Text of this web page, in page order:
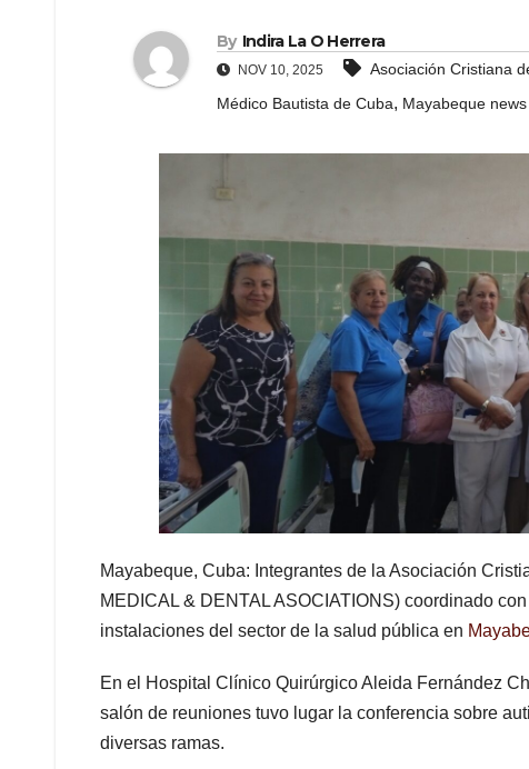
By Indira La O Herrera
NOV 10, 2025 Asociación Cristiana
Médico Bautista de Cuba, Mayabeque news
Mayabeque, Cuba: Integrantes de la Asociación
MEDICAL & DENTAL ASOCIATIONS) coordinado
instalaciones del sector de la salud pública en
En el Hospital Clínico Quirúrgico Aleida Fernández
salón de reuniones tuvo lugar la conferencia sobre
diversas ramas.